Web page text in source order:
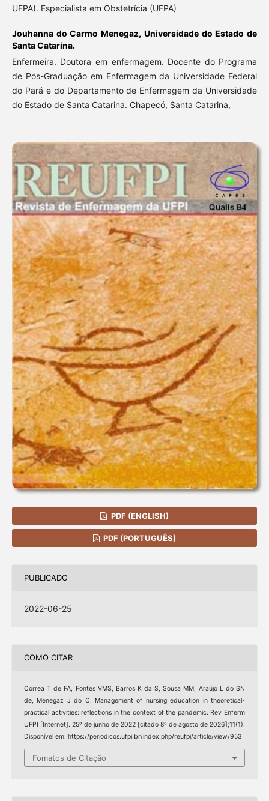
UFPA). Especialista em Obstetrícia (UFPA)
Jouhanna do Carmo Menegaz, Universidade do Estado de
Santa Catarina.
Enfermeira. Doutora em enfermagem. Docente do Programa
de Pós-Graduação em Enfermagem da Universidade Federal
do Pará e do Departamento de Enfermagem da Universidade
do Estado de Santa Catarina. Chapecó, Santa Catarina,
PDF (ENGLISH)
PDF (PORTUGUÊS)
PUBLICADO
2022-06-25
COMO CITAR
Correa T de FA, Fontes VMS, Barros K da S, Sousa MM, Araújo L do SN
de, Menegaz J do C. Management of nursing education in theoretical-
practical activities: reflections in the context of the pandemic. Rev Enferm
UFPI [Internet]. 25º de junho de 2022 [citado 8º de agosto de 2026];11(1).
Disponível em: https://periodicos.ufpi.br/index.php/reufpi/article/view/953
Fomatos de Citação